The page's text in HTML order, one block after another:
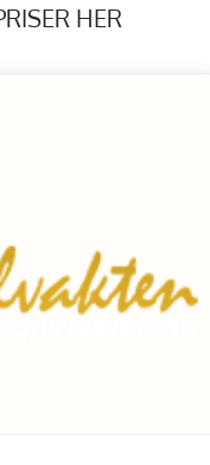
HER